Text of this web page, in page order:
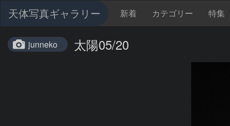
天体写真ギャラリー 新着 カテゴリー 特集
junneko 太陽05/20